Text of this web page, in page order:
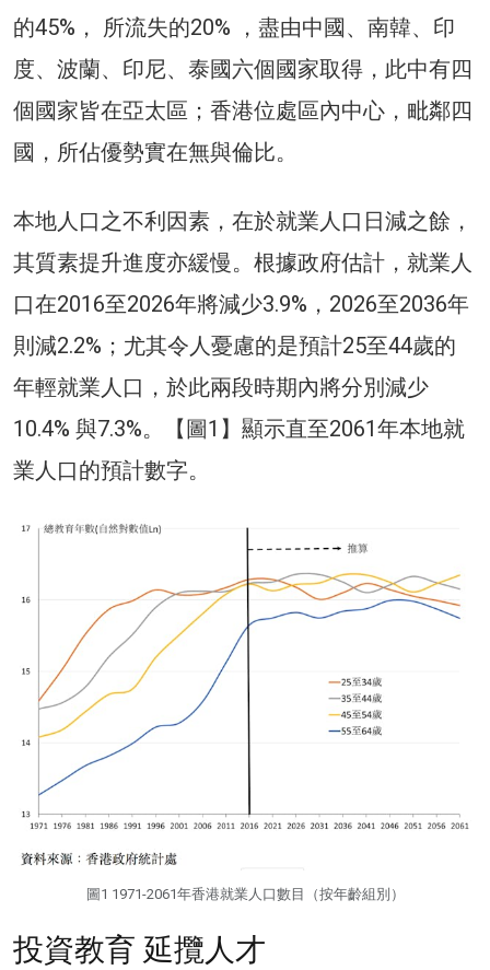
的45%， 所流失的20% ，盡由中國、南韓、印
度、波蘭、印尼、泰國六個國家取得，此中有四
個國家皆在亞太區；香港位處區內中心，毗鄰四
國，所佔優勢實在無與倫比。
本地人口之不利因素，在於就業人口日減之餘，
其質素提升進度亦緩慢。根據政府估計，就業人
口在2016至2026年將減少3.9%，2026至2036年
則減2.2%；尤其令人憂慮的是預計25至44歲的
年輕就業人口，於此兩段時期內將分別減少
10.4% 與7.3%。【圖1】顯示直至2061年本地就
業人口的預計數字。
圖1 1971-2061年香港就業人口數目（按年齡組別）
投資教育 延攬人才